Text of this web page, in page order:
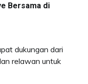
Bersama di
dukungan dari
relawan untuk